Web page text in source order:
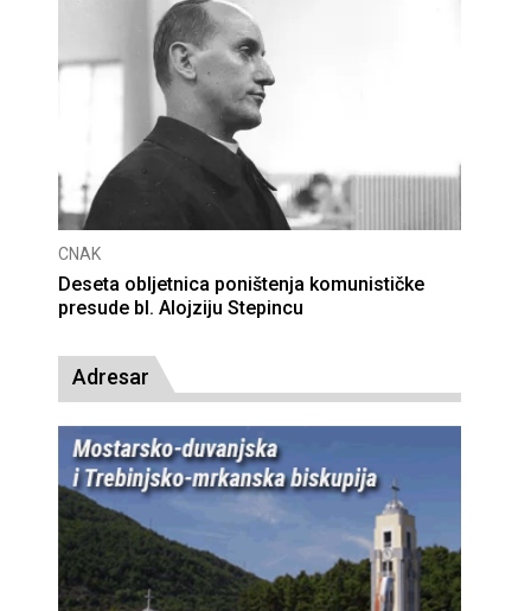
CNAK
Deseta obljetnica poništenja komunističke
presude bl. Alojziju Stepincu
Adresar